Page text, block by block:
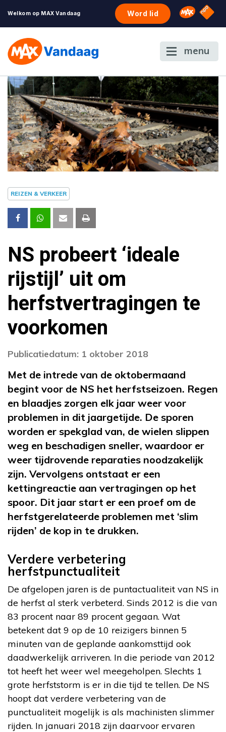
Welkom op MAX Vandaag Word lid Omroep
NPO
menu
REIZEN & VERKEER
NS probeert ‘ideale
rijstijl’ uit om
herfstvertragingen te
voorkomen
Publicatiedatum: 1 oktober 2018
Met de intrede van de oktobermaand
begint voor de NS het herfstseizoen. Regen
en blaadjes zorgen elk jaar weer voor
problemen in dit jaargetijde. De sporen
worden er spekglad van, de wielen slippen
weg en beschadigen sneller, waardoor er
weer tijdrovende reparaties noodzakelijk
zijn. Vervolgens ontstaat er een
kettingreactie aan vertragingen op het
spoor. Dit jaar start er een proef om de
herfstgerelateerde problemen met ‘slim
rijden’ de kop in te drukken.
Verdere verbetering
herfstpunctualiteit
De afgelopen jaren is de puntactualiteit van NS in
de herfst al sterk verbeterd. Sinds 2012 is die van
83 procent naar 89 procent gegaan. Wat
betekent dat 9 op de 10 reizigers binnen 5
minuten van de geplande aankomsttijd ook
daadwerkelijk arriveren. In die periode van 2012
tot heeft het weer wel meegeholpen. Slechts 1
grote herfststorm is er in die tijd te tellen. De NS
hoopt dat verdere verbetering van de
punctualiteit mogelijk is als machinisten slimmer
rijden. In januari 2018 zijn daarvoor ervaren